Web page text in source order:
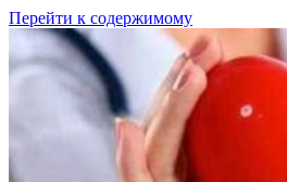
Перейти к содержимому